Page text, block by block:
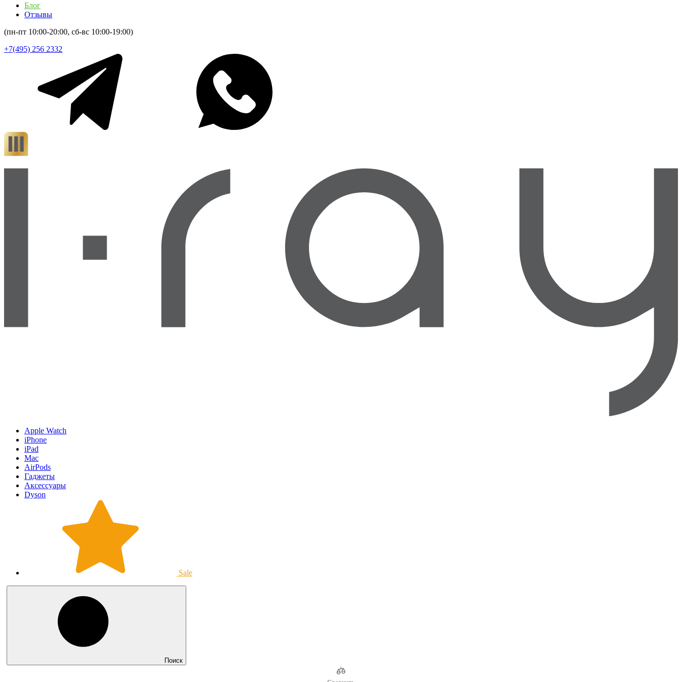
Блог
Отзывы
(пн-пт 10:00-20:00, сб-вс 10:00-19:00)
+7(495) 256 2332
Apple Watch
iPhone
iPad
Mac
AirPods
Гаджеты
Аксессуары
Dyson
Sale
Поиск